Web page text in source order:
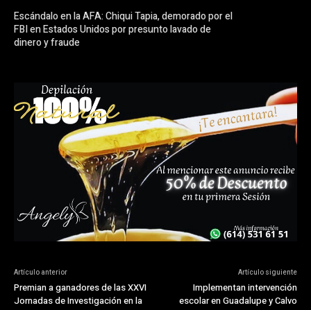
Escándalo en la AFA: Chiqui Tapia, demorado por el
FBI en Estados Unidos por presunto lavado de
dinero y fraude
Artículo anterior
Premian a ganadores de las XXVI
Jornadas de Investigación en la
Artículo siguiente
Implementan intervención
escolar en Guadalupe y Calvo